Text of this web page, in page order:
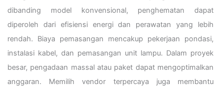
dibanding model konvensional, penghematan dapat
diperoleh dari efisiensi energi dan perawatan yang lebih
rendah. Biaya pemasangan mencakup pekerjaan pondasi,
instalasi kabel, dan pemasangan unit lampu. Dalam proyek
besar, pengadaan massal atau paket dapat mengoptimalkan
anggaran. Memilih vendor terpercaya juga membantu